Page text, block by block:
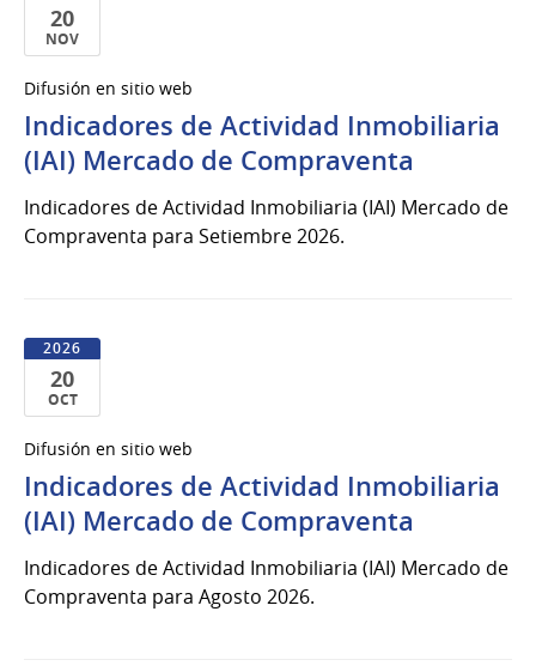
20
NOV
de
Nov
del
Difusión en sitio web
Indicadores de Actividad Inmobiliaria
(IAI) Mercado de Compraventa
Indicadores de Actividad Inmobiliaria (IAI) Mercado de
Compraventa para Setiembre 2026.
2026
20
OCT
de
Oct
del
Difusión en sitio web
Indicadores de Actividad Inmobiliaria
(IAI) Mercado de Compraventa
Indicadores de Actividad Inmobiliaria (IAI) Mercado de
Compraventa para Agosto 2026.